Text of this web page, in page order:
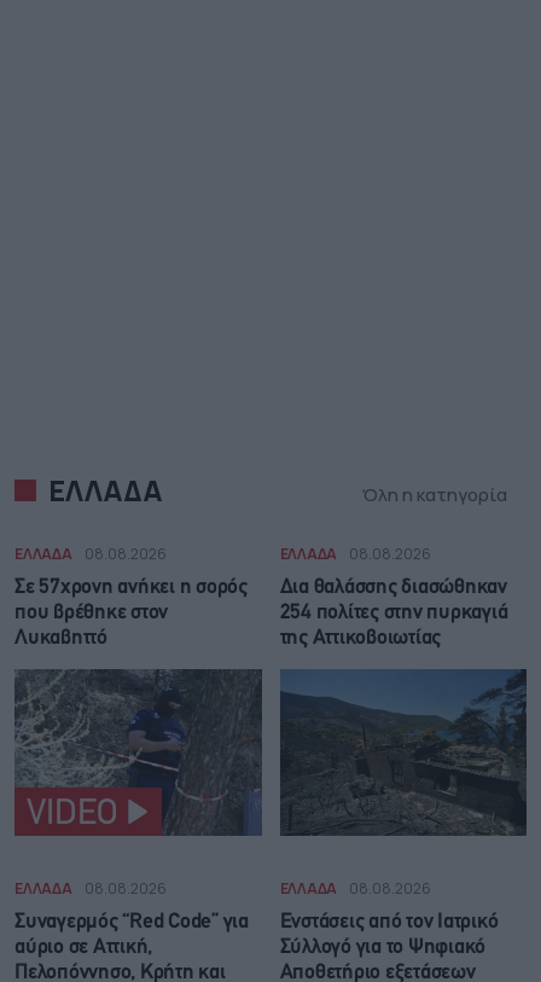
ΕΛΛΑΔΑ Όλη η κατηγορία
ΕΛΛΑΔΑ 08.08.2026
Σε 57χρονη ανήκει η σορός
που βρέθηκε στον
Λυκαβηττό
VIDEO
ΕΛΛΑΔΑ 08.08.2026
Δια θαλάσσης διασώθηκαν
254 πολίτες στην πυρκαγιά
της Αττικοβοιωτίας
ΕΛΛΑΔΑ 08.08.2026
Συναγερμός “Red Code” για
αύριο σε Αττική,
Πελοπόννησο, Κρήτη και
ΕΛΛΑΔΑ 08.08.2026
Ενστάσεις από τον Ιατρικό
Σύλλογό για το Ψηφιακό
Αποθετήριο εξετάσεων